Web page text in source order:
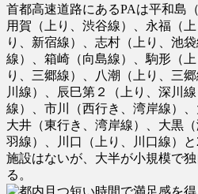
首都高速道路にあるPAは平和島
用賀（上り、渋谷線）、永福（
り、新宿線）、志村（上り、池
線）、箱崎（向島線）、駒形（
り、三郷線）、八潮（上り、三
川線）、辰巳第２（上り、深川
線）、市川（西行き、湾岸線）
大井（東行き、湾岸線）、大黒
羽線）、川口（上り、川口線）
施設はないが、大半が小規模で
る。